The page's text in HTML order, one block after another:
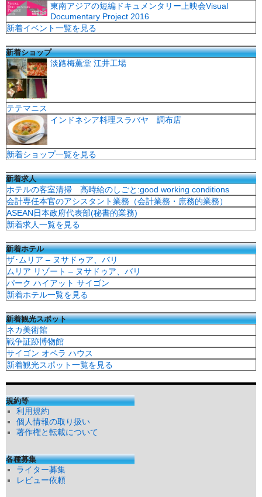
東南アジアの短編ドキュメンタリー上映会Visual
Documentary Project 2016
新着イベント一覧を見る
新着ショップ
淡路梅薫堂 江井工場
テテマニス
インドネシア料理スラバヤ 調布店
新着ショップ一覧を見る
新着求人
ホテルの客室清掃 高時給のしごと:good working conditions
会計専任本官のアシスタント業務（会計業務・庶務的業務）
ASEAN日本政府代表部(秘書的業務)
新着求人一覧を見る
新着ホテル
ザ･ムリア – ヌサドゥア、バリ
ムリア リゾート – ヌサドゥア、バリ
パーク ハイアット サイゴン
新着ホテル一覧を見る
新着観光スポット
ネカ美術館
戦争証跡博物館
サイゴン オペラ ハウス
新着観光スポット一覧を見る
規約等
利用規約
個人情報の取り扱い
著作権と転載について
各種募集
ライター募集
レビュー依頼